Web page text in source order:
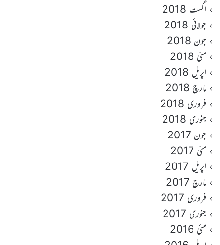
اگست 2018
جولائی 2018
جون 2018
مئی 2018
اپریل 2018
مارچ 2018
فروری 2018
جنوری 2018
جون 2017
مئی 2017
اپریل 2017
مارچ 2017
فروری 2017
جنوری 2017
مئی 2016